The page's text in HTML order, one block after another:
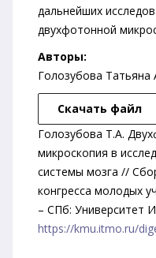
дальнейших
двухфотонной
Авторы:
Голозубова Татьяна
Скачать файл
Голозубова Т.А.
микроскопия в
системы мозга //
конгресса молодых
– СПб: Университет
https://kmu.itmo.ru/